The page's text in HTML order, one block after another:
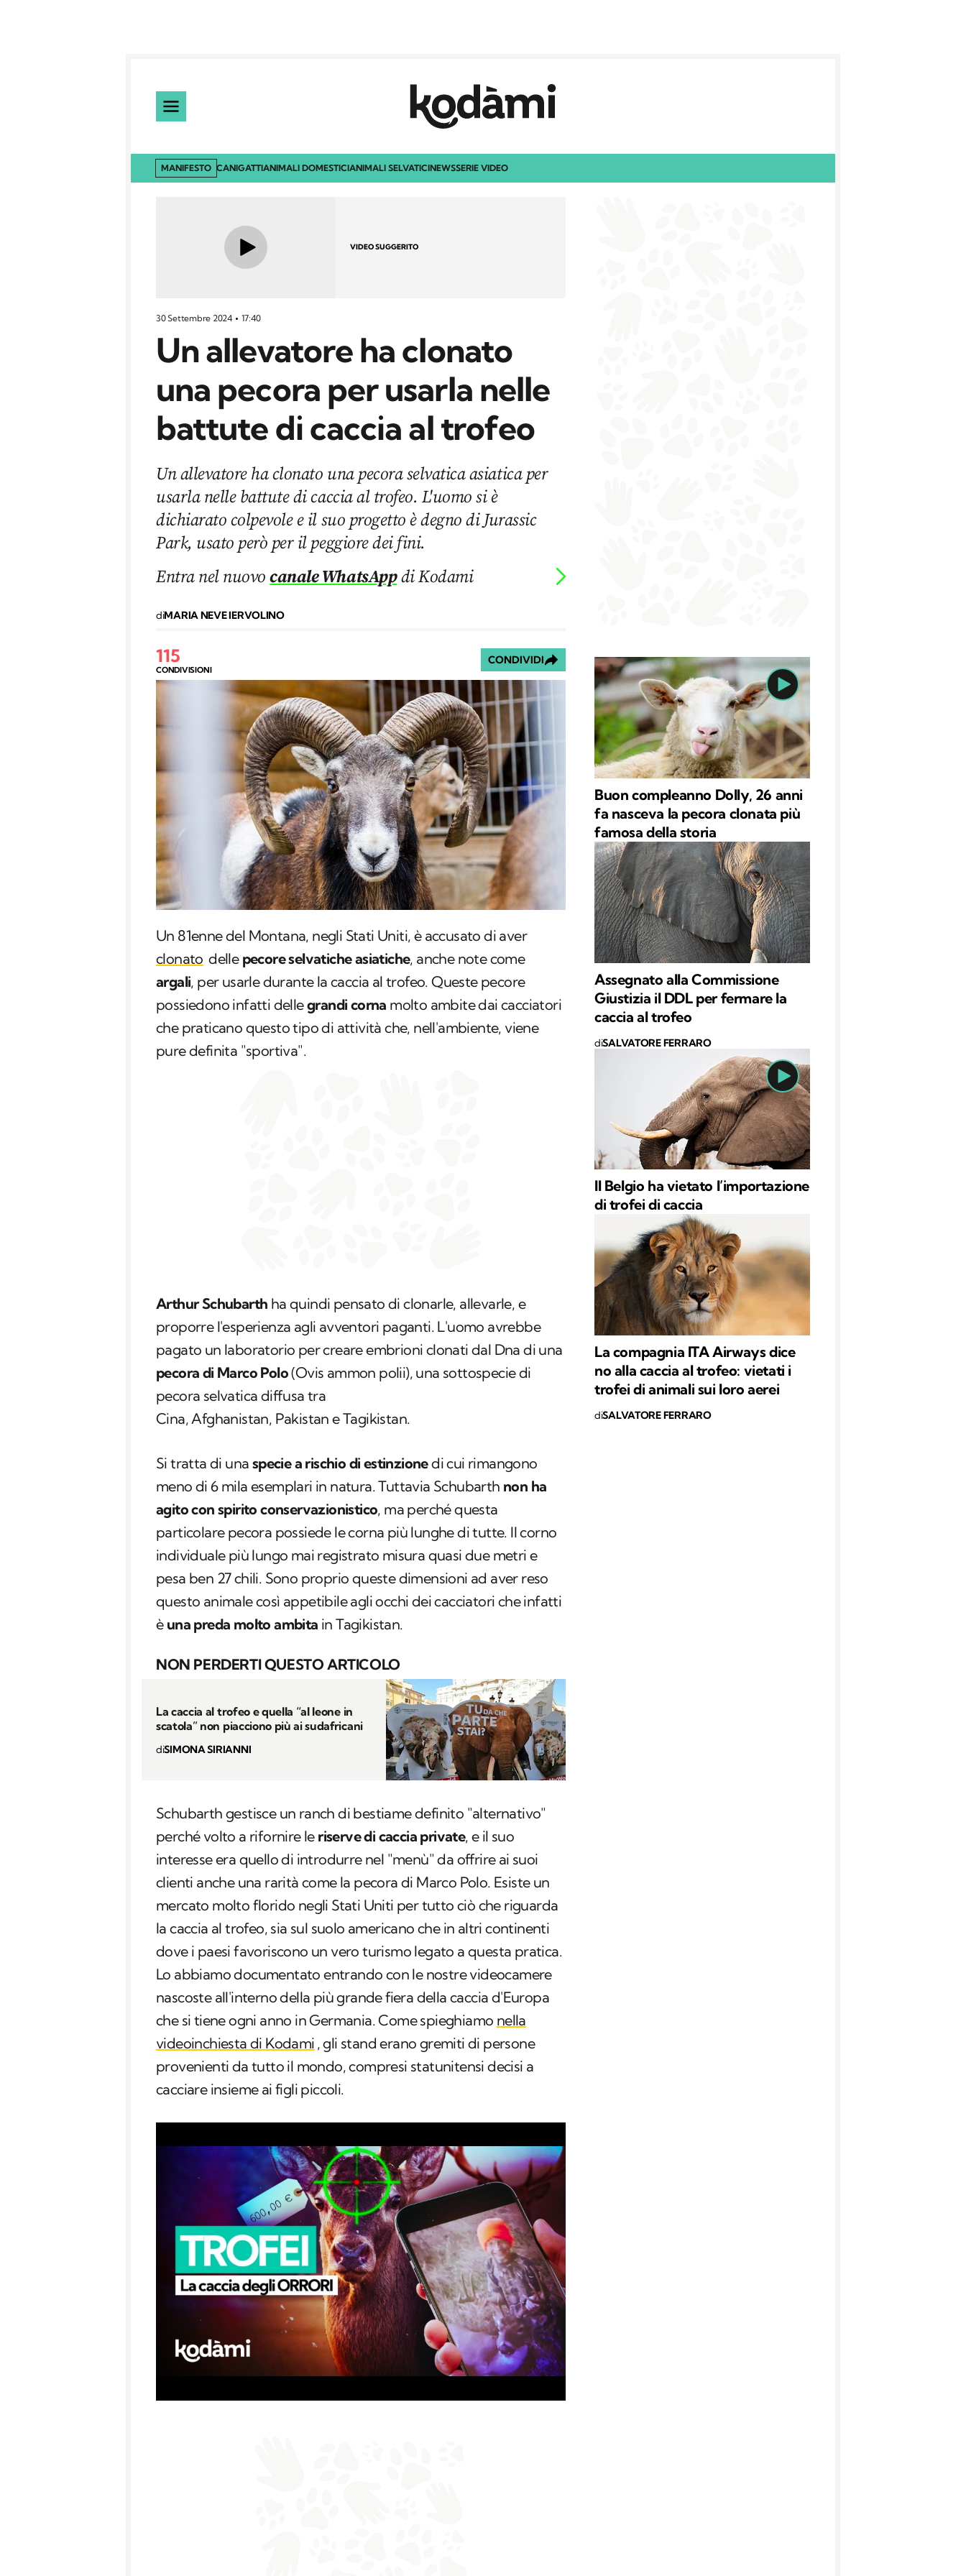
MANIFESTO CANIGATTIANIMALI DOMESTICIANIMALI SELVATICINEWSSERIE VIDEO
VIDEO SUGGERITO
30 Settembre 2024 17:40
Un allevatore ha clonato
una pecora per usarla nelle
battute di caccia al trofeo
Un allevatore ha clonato una pecora selvatica asiatica per
usarla nelle battute di caccia al trofeo. L'uomo si è
dichiarato colpevole e il suo progetto è degno di Jurassic
Park, usato però per il peggiore dei fini.
Entra nel nuovocanale WhatsAppdi Kodami
diMARIA NEVE IERVOLINO
115
CONDIVISIONI
CONDIVIDI
Un 81enne del Montana, negli Stati Uniti, è accusato di aver
clonato delle pecore selvatiche asiatiche, anche note come
argali, per usarle durante la caccia al trofeo. Queste pecore
possiedono infatti dellegrandi corna molto ambite dai cacciatori
che praticano questo tipo di attività che, nell'ambiente, viene
pure definita "sportiva".
Arthur Schubarth ha quindi pensato di clonarle, allevarle, e
proporre l'esperienza agli avventori paganti. L'uomo avrebbe
pagato un laboratorio per creare embrioni clonati dal Dna di una
pecora di Marco Polo(Ovis ammon polii), una sottospecie di
pecora selvatica diffusa tra
Cina, Afghanistan, Pakistan e Tagikistan.
Si tratta di una specie a rischio di estinzionedi cui rimangono
meno di 6 mila esemplari in natura. Tuttavia Schubarth non ha
agito con spirito conservazionistico, ma perché questa
particolare pecora possiede le corna più lunghe di tutte. Il corno
individuale più lungo mai registrato misura quasi due metri e
pesa ben 27 chili. Sono proprio queste dimensioni ad aver reso
questo animale così appetibile agli occhi dei cacciatori che infatti
è una preda molto ambita in Tagikistan.
NON PERDERTI QUESTO ARTICOLO
La caccia al trofeo e quella “al leone in
scatola” non piacciono più ai sudafricani
diSIMONA SIRIANNI
Schubarth gestisce un ranch di bestiame definito "alternativo"
perché volto a rifornire le riserve di caccia private, e il suo
interesse era quello di introdurre nel "menù" da offrire ai suoi
clienti anche una rarità come la pecora di Marco Polo. Esiste un
mercato molto florido negli Stati Uniti per tutto ciò che riguarda
la caccia al trofeo, sia sul suolo americano che in altri continenti
dove i paesi favoriscono un vero turismo legato a questa pratica.
Lo abbiamo documentato entrando con le nostre videocamere
nascoste all'interno della più grande fiera della caccia d'Europa
che si tiene ogni anno in Germania. Come spieghiamo nella
videoinchiesta di Kodami , gli stand erano gremiti di persone
provenienti da tutto il mondo, compresi statunitensi decisi a
cacciare insieme ai figli piccoli.
Buon compleanno Dolly, 26 anni
fa nasceva la pecora clonata più
famosa della storia
Assegnato alla Commissione
Giustizia il DDL per fermare la
caccia al trofeo
diSALVATORE FERRARO
Il Belgio ha vietato l’importazione
di trofei di caccia
La compagnia ITA Airways dice
no alla caccia al trofeo: vietati i
trofei di animali sui loro aerei
diSALVATORE FERRARO